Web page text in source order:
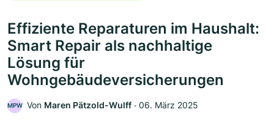
Effiziente Reparaturen im Haushalt:
Smart Repair als nachhaltige
Lösung für
Wohngebäudeversicherungen
MPW Von Maren Pätzold-Wulff ‧ 06. März 2025